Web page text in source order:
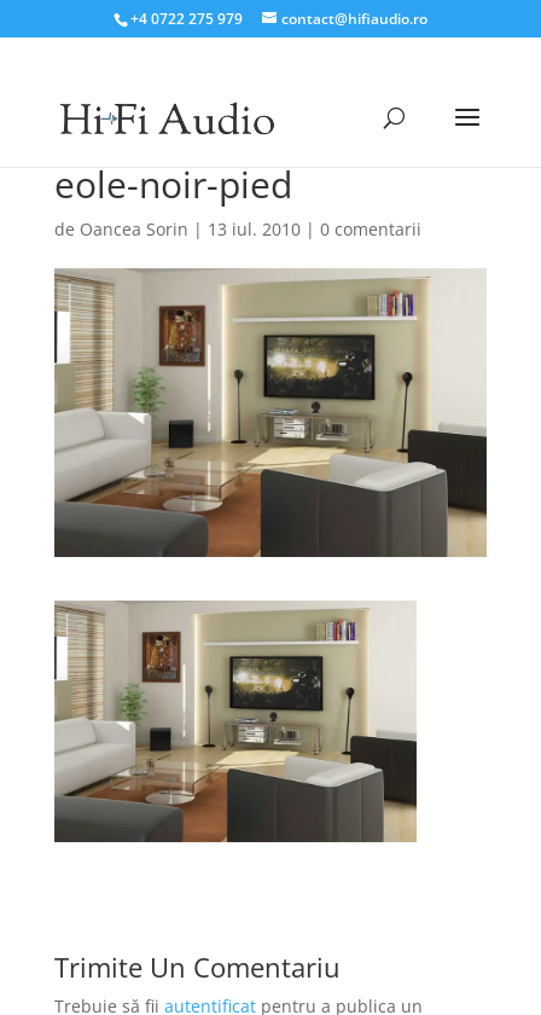
+4 0722 275 979 contact@hifiaudio.ro
eole-noir-pied
de Oancea Sorin | 13 iul. 2010| 0 comentarii
Trimite Un Comentariu
Trebuie să fii autentificatpentru a publica un